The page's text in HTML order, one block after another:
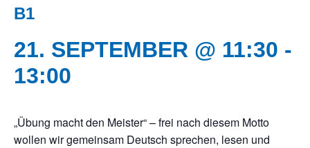
B1
21. SEPTEMBER @ 11:30 -
13:00
„Übung macht den Meister“ – frei nach diesem Motto
wollen wir gemeinsam Deutsch sprechen, lesen und